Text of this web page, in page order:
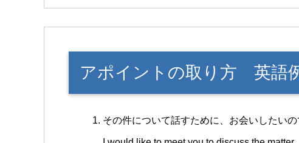
アポイントの取り方 英語
その件について話すために、お会いしたいの